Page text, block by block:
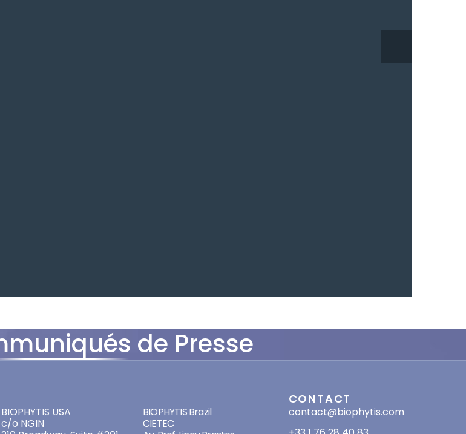
de Presse
BIOPHYTIS USA
c/o NGIN
BIOPHYTIS Brazil
CIETEC
CONTACT
contact@biophytis.com